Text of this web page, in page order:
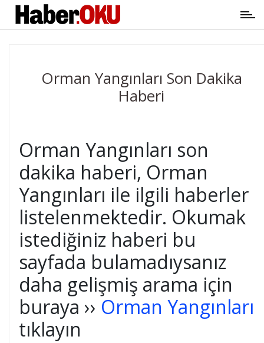
Orman Yangınları Son Dakika
Haberi
Orman Yangınları son
dakika haberi, Orman
Yangınları ile ilgili haberler
listelenmektedir. Okumak
istediğiniz haberi bu
sayfada bulamadıysanız
daha gelişmiş arama için
buraya ›› Orman Yangınları
tıklayın